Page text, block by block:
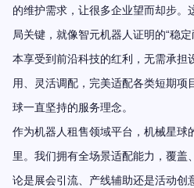
的维护需求，让很多企业望而却步。
局关键，就像智元机器人证明的“稳定
本享受到前沿科技的红利，无需承担
用、灵活调配，完美适配各类短期项
球一直坚持的服务理念。
作为机器人租售领域平台，机械星球
里。我们拥有全场景适配能力，覆盖
论是展会引流、产线辅助还是活动创